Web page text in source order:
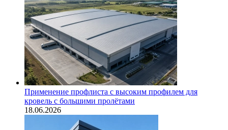
Применение профлиста с высоким профилем для
кровель с большими пролётами
18.06.2026